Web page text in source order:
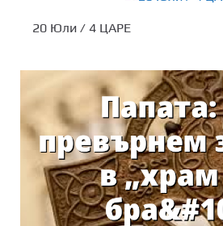
20 Юли / 4 ЦАРЕ